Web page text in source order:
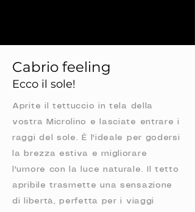
Cabrio feeling
Ecco il sole!
Aprite il tettuccio in tela della
vostra Microlino e lasciate entrare i
raggi del sole. È l'ideale per godersi
la brezza estiva e migliorare
l'umore con la luce naturale. Il tetto
apribile trasmette una sensazione
di libertà, perfetta per i viaggi